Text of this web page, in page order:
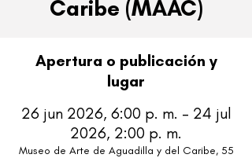
Caribe (MAAC)
Apertura o publicación y
lugar
26 jun 2026, 6:00 p. m. – 24 jul
2026, 2:00 p. m.
Museo de Arte de Aguadilla y del Caribe, 55